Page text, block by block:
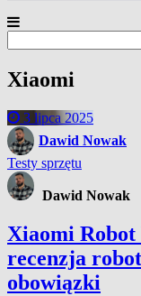
Xiaomi
3 lipca 2025
Dawid Nowak
Testy sprzętu
Dawid Nowak
Xiaomi Robot
recenzja
obowiązki